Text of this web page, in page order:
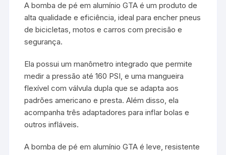
A bomba de pé em alumínio GTA é um produto de
alta qualidade e eficiência, ideal para encher pneus
de bicicletas, motos e carros com precisão e
segurança.
Ela possui um manômetro integrado que permite
medir a pressão até 160 PSI, e uma mangueira
flexível com válvula dupla que se adapta aos
padrões americano e presta. Além disso, ela
acompanha três adaptadores para inflar bolas e
outros infláveis.
A bomba de pé em alumínio GTA é leve, resistente